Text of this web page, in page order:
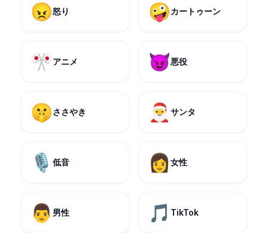
😠怒り 🤪カートゥーン
🎌アニメ 😈悪役
🤫ささやき 🎅 サンタ
🎙️ 低音 👩 女性
👨 男性 🎵 TikTok